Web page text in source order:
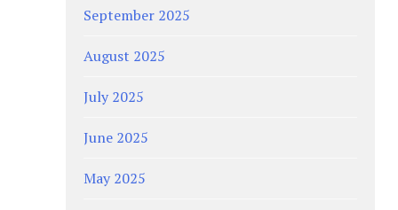
September 2025
August 2025
July 2025
June 2025
May 2025